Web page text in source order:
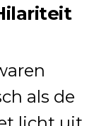
als de